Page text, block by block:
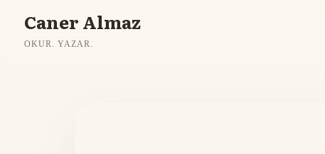
Caner Almaz
OKUR. YAZAR.